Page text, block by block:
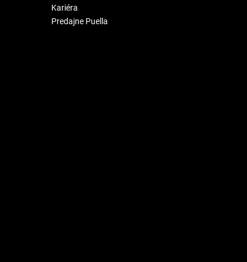
Kariéra
Predajne Puella